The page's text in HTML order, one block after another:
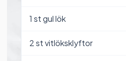
1 st gul lök
2st vitlöksklyftor